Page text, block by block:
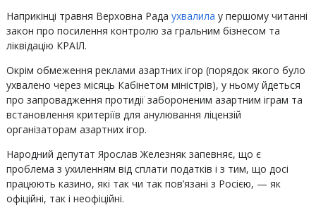
Наприкінці травня Верховна Рада ухвалила у першому читанні
закон про посилення контролю за гральним бізнесом та
ліквідацію КРАІЛ.
Окрім обмеження реклами азартних ігор (порядок якого було
ухвалено через місяць Кабінетом міністрів), у ньому йдеться
про запровадження протидії забороненим азартним іграм та
встановлення критеріїв для анулювання ліцензій
організаторам азартних ігор.
Народний депутат Ярослав Железняк запевняє, що є
проблема з ухиленням від сплати податків і з тим, що досі
працюють казино, які так чи так пов’язані з Росією, — як
офіційні, так і неофіційні.